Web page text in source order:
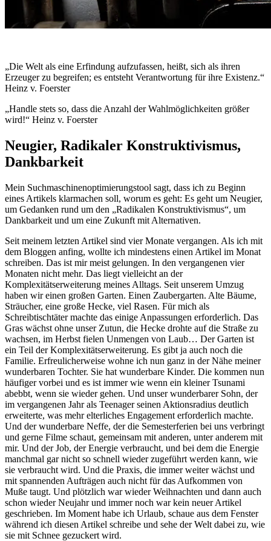
„Die Welt als eine Erfindung aufzufassen, heißt, sich als ihren
Erzeuger zu begreifen; es entsteht Verantwortung für ihre Existenz.“
Heinz v. Foerster
„Handle stets so, dass die Anzahl der Wahlmöglichkeiten größer
wird!“ Heinz v. Foerster
Neugier, Radikaler Konstruktivismus,
Dankbarkeit
Mein Suchmaschinenoptimierungstool sagt, dass ich zu Beginn
eines Artikels klarmachen soll, worum es geht: Es geht um Neugier,
um Gedanken rund um den „Radikalen Konstruktivismus“, um
Dankbarkeit und um eine Zukunft mit Alternativen.
Seit meinem letzten Artikel sind vier Monate vergangen. Als ich mit
dem Bloggen anfing, wollte ich mindestens einen Artikel im Monat
schreiben. Das ist mir meist gelungen. In den vergangenen vier
Monaten nicht mehr. Das liegt vielleicht an der
Komplexitätserweiterung meines Alltags. Seit unserem Umzug
haben wir einen großen Garten. Einen Zaubergarten. Alte Bäume,
Sträucher, eine große Hecke, viel Rasen. Für mich als
Schreibtischtäter machte das einige Anpassungen erforderlich. Das
Gras wächst ohne unser Zutun, die Hecke drohte auf die Straße zu
wachsen, im Herbst fielen Unmengen von Laub… Der Garten ist
ein Teil der Komplexitätserweiterung. Es gibt ja auch noch die
Familie. Erfreulicherweise wohne ich nun ganz in der Nähe meiner
wunderbaren Tochter. Sie hat wunderbare Kinder. Die kommen nun
häufiger vorbei und es ist immer wie wenn ein kleiner Tsunami
abebbt, wenn sie wieder gehen. Und unser wunderbarer Sohn, der
im vergangenen Jahr als Teenager seinen Aktionsradius deutlich
erweiterte, was mehr elterliches Engagement erforderlich machte.
Und der wunderbare Neffe, der die Semesterferien bei uns verbringt
und gerne Filme schaut, gemeinsam mit anderen, unter anderem mit
mir. Und der Job, der Energie verbraucht, und bei dem die Energie
manchmal gar nicht so schnell wieder zugeführt werden kann, wie
sie verbraucht wird. Und die Praxis, die immer weiter wächst und
mit spannenden Aufträgen auch nicht für das Aufkommen von
Muße taugt. Und plötzlich war wieder Weihnachten und dann auch
schon wieder Neujahr und immer noch war kein neuer Artikel
geschrieben. Im Moment habe ich Urlaub, schaue aus dem Fenster
während ich diesen Artikel schreibe und sehe der Welt dabei zu, wie
sie mit Schnee gezuckert wird.